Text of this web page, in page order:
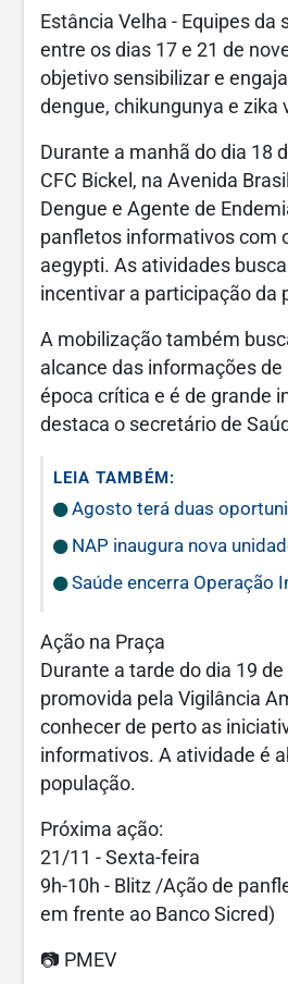
Estância Velha - Equipes
entre os dias 17 e 21 de
objetivo sensibilizar e
dengue, chikungunya e zika
Durante a manhã do dia 18
CFC Bickel, na Avenida
Dengue e Agente de
panfletos informativos com
aegypti. As atividades
incentivar a participação da
A mobilização também
alcance das informações
época crítica e é de grande
destaca o secretário de
LEIA TAMBÉM:
Agosto terá duas
NAP inaugura nova
Saúde encerra Operação
Ação na Praça
Durante a tarde do dia 19
promovida pela Vigilância
conhecer de perto as
informativos. A atividade é
população.
Próxima ação:
21/11 - Sexta-feira
9h-10h - Blitz /Ação de
em frente ao Banco Sicred)
📷 PMEV